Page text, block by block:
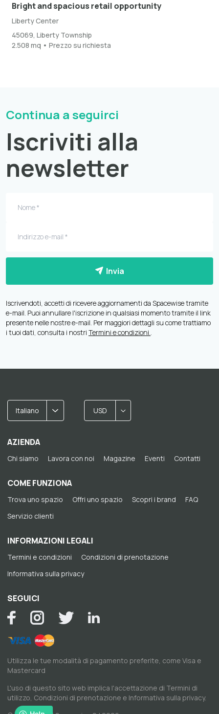
Bright and spacious retail opportunity
Liberty Center
45069, Liberty Township
2.508 mq • Prezzo su richiesta
Continua a seguirci
Iscriviti alla
newsletter
Invia
Iscrivendoti, accetti di ricevere aggiornamenti da Spacewise tramite
e-mail. Puoi annullare l'iscrizione in qualsiasi momento tramite il link
presente nelle nostre e-mail. Per maggiori dettagli su come trattiamo
i tuoi dati, consulta i nostri Termini e condizioni..
Italiano USD
AZIENDA
Chi siamo Lavora con noi Magazine Eventi Contatti
COME FUNZIONA
Trova uno spazio Offri uno spazio Scopri i brand
FAQ
Servizio clienti
INFORMAZIONI LEGALI
Termini e condizioni
Condizioni di prenotazione
Informativa sulla privacy
SEGUICI
Utilizza le tue modalità di pagamento preferite, come Visa e
Mastercard
L'uso di questo sito web implica l'accettazione di Termini di
utilizzo, Condizioni di prenotazione e Informativa sulla privacy.